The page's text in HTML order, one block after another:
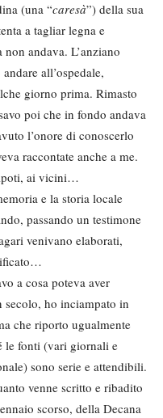
(una “caresà”) della sua
a tagliar legna e
andava. L’anziano
all’ospedale,
giorno prima. Rimasto
poi che in fondo andava
l’onore di conoscerlo
raccontate anche a me.
ai vicini…
e la storia locale
passando un testimone
venivano elaborati,
a cosa poteva aver
secolo, ho inciampato in
che riporto ugualmente
le fonti (vari giornali e
sono serie e attendibili.
venne scritto e ribadito
scorso, della Decana